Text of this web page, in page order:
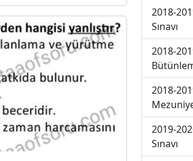
2018-
Sınavı
2018-
2018-
2019-
Sınavı